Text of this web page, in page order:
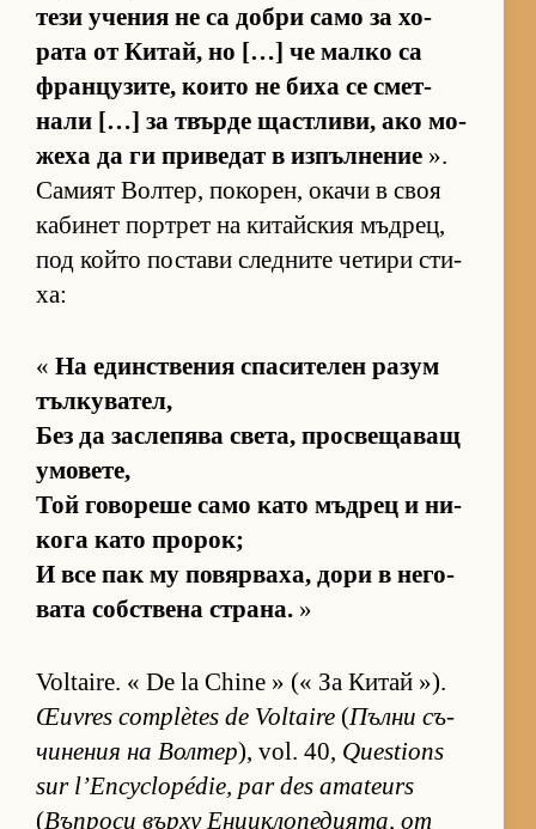
тези уче­ния не са добри само за хо­
рата от Ки­тай, но […] че малко са
фран­цу­зи­те, ко­ито не биха се смет­
нали […] за твърде щас­т­ли­ви, ако мо­
жеха да ги при­ве­дат в из­пъл­не­ние ».
Са­мият Вол­тер, по­ко­рен, окачи в своя
ка­би­нет пор­т­рет на ки­тайс­кия мъд­рец,
под който пос­тави след­ните че­тири сти­
ха:
« На един­с­т­ве­ния спа­си­те­лен ра­зум
тъл­ку­ва­тел,
Без да зас­ле­пява све­та, прос­ве­ща­ващ
умо­ве­те,
Той го­во­реше само като мъд­рец и ни­
кога като про­рок;
И все пак му по­вяр­ва­ха, дори в не­го­
вата соб­с­т­вена стра­на. »
Voltaire. « De la Chine » (« За Ки­тай »).
Œuvres complètes de Voltaire (Пълни съ­
чи­не­ния на Вол­тер), vol. 40, Questions
sur l’Encyclopédie, par des amateurs
(Въп­роси върху Ен­цик­ло­пе­ди­я­та, от